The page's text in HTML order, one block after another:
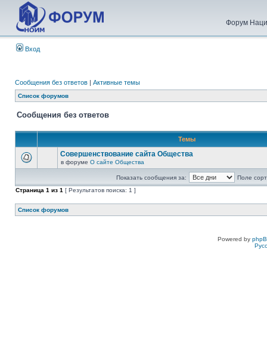
Форум
Вход
Сообщения без ответов | Активные темы
Список форумов
Сообщения без ответов
Темы
Совершенствование сайта Общества
в форуме О сайте Общества
Показать сообщения за:
Поле
Страница 1 из 1 [ Результатов поиска: 1 ]
Список форумов
Powered by